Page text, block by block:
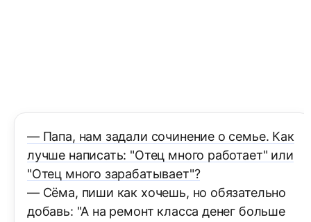
— Папа, нам задали сочинение о семье. Как
лучше написать: "Отец много работает" или
"Отец много зарабатывает"?
— Сёма, пиши как хочешь, но обязательно
добавь: "А на ремонт класса денег больше